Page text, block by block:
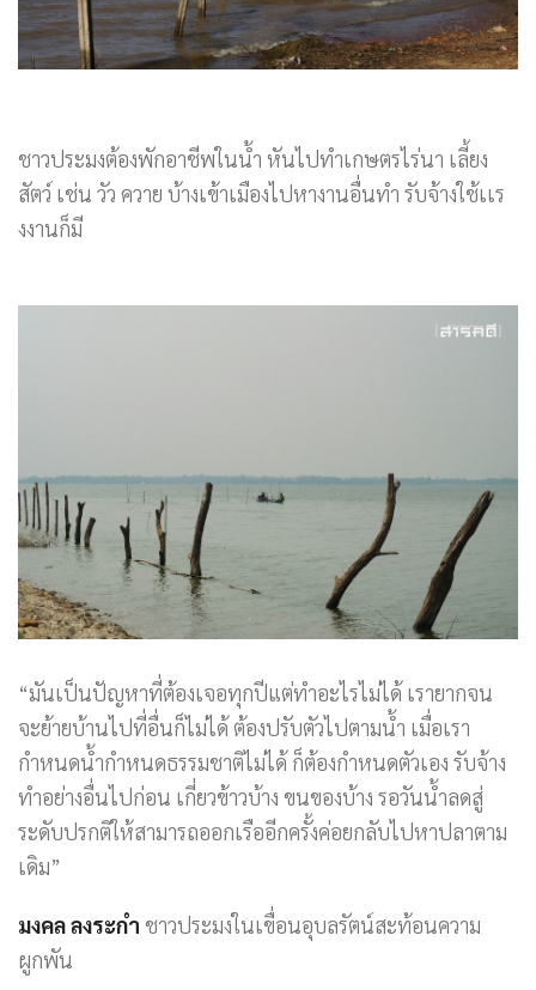
ชาวประมงต้องพักอาชีพในน้ำ หันไปทำเกษตรไร่นา เลี้ยง
สัตว์ เช่น วัว ควาย บ้างเข้าเมืองไปหางานอื่นทำ รับจ้างใช้เเร
งงานก็มี
“มันเป็นปัญหาที่ต้องเจอทุกปีแต่ทำอะไรไม่ได้ เรายากจน
จะย้ายบ้านไปที่อื่นก็ไม่ได้ ต้องปรับตัวไปตามน้ำ เมื่อเรา
กำหนดน้ำกำหนดธรรมชาติไม่ได้ ก็ต้องกำหนดตัวเอง รับจ้าง
ทำอย่างอื่นไปก่อน เกี่ยวข้าวบ้าง ขนของบ้าง รอวันน้ำลดสู่
ระดับปรกติให้สามารถออกเรืออีกครั้งค่อยกลับไปหาปลาตาม
เดิม”
มงคล ลงระกำ ชาวประมงในเขื่อนอุบลรัตน์สะท้อนความ
ผูกพัน